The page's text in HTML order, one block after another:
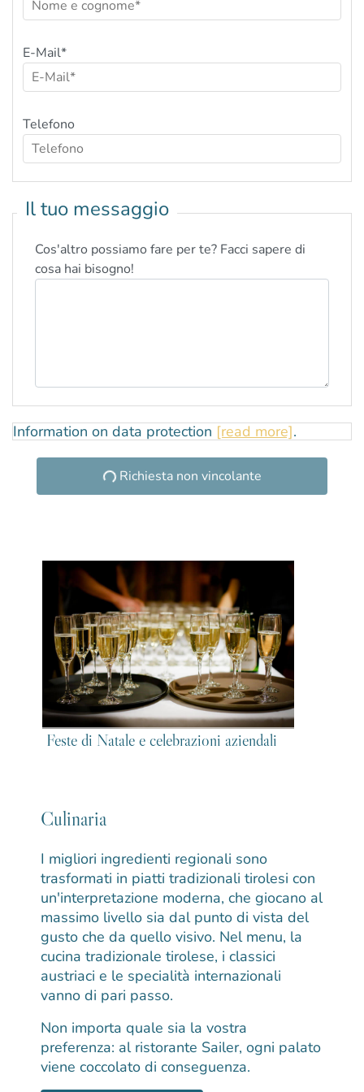
E-Mail*
Telefono
Il tuo messaggio
Cos'altro possiamo fare per te? Facci sapere di
cosa hai bisogno!
Information on data protection [read more].
Richiesta non vincolante
Feste di Natale e celebrazioni aziendali
Culinaria
I migliori ingredienti regionali sono
trasformati in piatti tradizionali tirolesi con
un'interpretazione moderna, che giocano al
massimo livello sia dal punto di vista del
gusto che da quello visivo. Nel menu, la
cucina tradizionale tirolese, i classici
austriaci e le specialità internazionali
vanno di pari passo.
Non importa quale sia la vostra
preferenza: al ristorante Sailer, ogni palato
viene coccolato di conseguenza.